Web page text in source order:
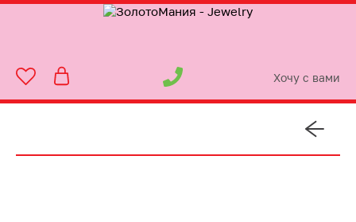
Хочу с вами